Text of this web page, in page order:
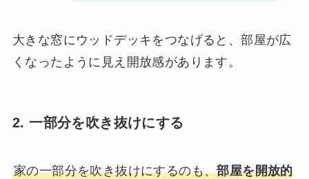
大きな窓にウッドデッキをつなげると、部屋が広
くなったように見え開放感があります。
2. 一部分を吹き抜けにする
家の一部分を吹き抜けにするのも、部屋を開放的